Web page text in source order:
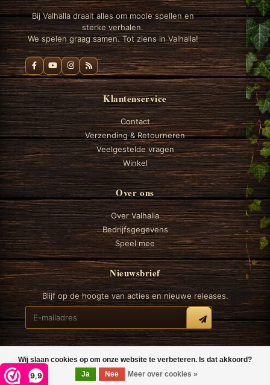
9,9
Wij slaan cookies op om onze website te verbeteren. Is dat akkoord?
Ja
Nee Meer over cookies »
Bij Valhalla draait alles om mooie spellen en
sterke verhalen.
We spelen graag samen. Tot ziens in Valhalla!
Klantenservice
Contact
Verzending & Retourneren
Veelgestelde vragen
Winkel
Over ons
Over Valhalla
Bedrijfsgegevens
Speel mee
Nieuwsbrief
Blijf op de hoogte van acties en nieuwe releases.
© 2026 Valhalla Boardgames
Algemene voorwaardenPrivacy Cookiebeleid